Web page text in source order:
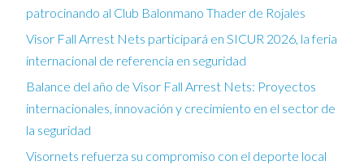
patrocinando al Club Balonmano Thader de Rojales
Visor Fall Arrest Nets participará en SICUR 2026, la feria
internacional de referencia en seguridad
Balance del año de Visor Fall Arrest Nets: Proyectos
internacionales, innovación y crecimiento en el sector de
la seguridad
Visornets refuerza su compromiso con el deporte local